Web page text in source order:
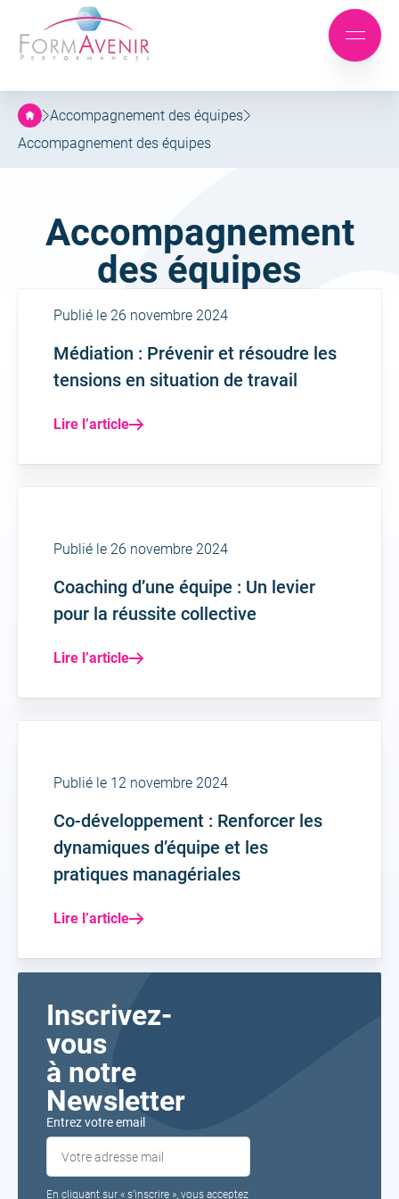
Aller
au
menu
Aller
au
contenu
Formavenir
Performances
Mobile
menu
Accompagnement des équipes
Accompagnement des équipes
Famille :
Accompagnement
des équipes
Publié le 26 novembre 2024
Médiation : Prévenir et résoudre les
tensions en situation de travail
Lire l’article
Publié le 26 novembre 2024
Coaching d’une équipe : Un levier
pour la réussite collective
Lire l’article
Publié le 12 novembre 2024
Co-développement : Renforcer les
dynamiques d’équipe et les
pratiques managériales
Lire l’article
Inscrivez-
vous
à notre
Newsletter
Entrez votre email
En cliquant sur « s’inscrire », vous acceptez